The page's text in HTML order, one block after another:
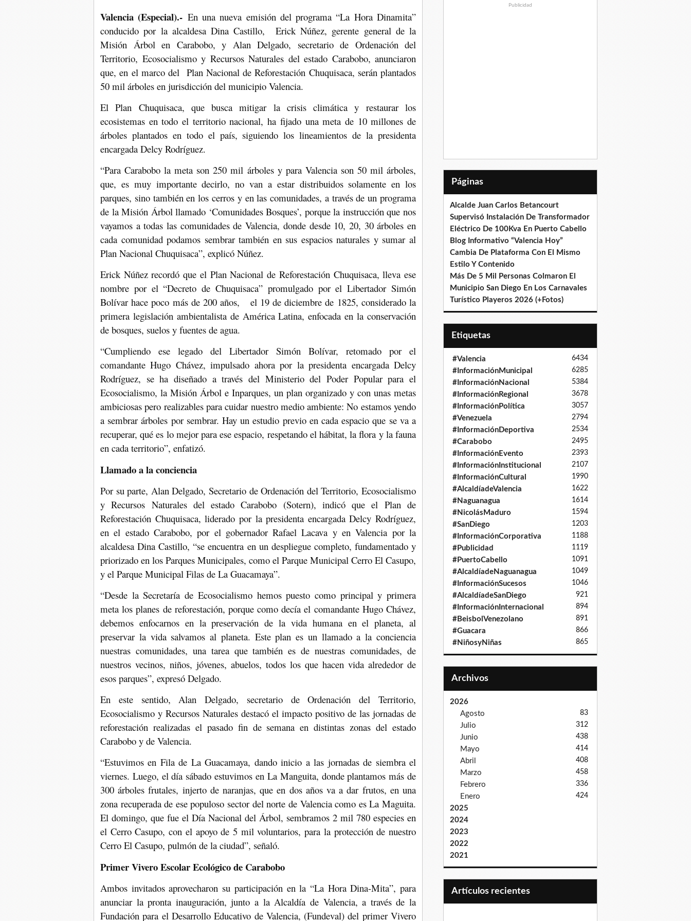
Valencia (Especial).- En una nueva emisión del programa “La Hora Dinamita”
conducido por la alcaldesa Dina Castillo,
Erick Núñez, gerente general de la
Misión Árbol en Carabobo, y Alan Delgado, secretario de Ordenación del
Territorio, Ecosocialismo y Recursos Naturales del estado Carabobo, anunciaron
que, en el marco del Plan Nacional de Reforestación Chuquisaca, serán plantados
50 mil árboles en jurisdicción del municipio Valencia.
El Plan Chuquisaca, que busca mitigar la crisis climática y restaurar los
ecosistemas en todo el territorio nacional, ha fijado una meta de 10 millones de
árboles plantados en todo el país, siguiendo los lineamientos de la presidenta
encargada Delcy Rodríguez.
“Para Carabobo la meta son 250 mil árboles y para Valencia son 50 mil árboles,
que, es muy importante decirlo, no van a estar distribuidos solamente en los
parques, sino también en los cerros y en las comunidades, a través de un programa
de la Misión Árbol llamado ‘Comunidades Bosques’, porque la instrucción que nos
vayamos a todas las comunidades de Valencia, donde desde 10, 20, 30 árboles en
cada comunidad podamos sembrar también en sus espacios naturales y sumar al
Plan Nacional Chuquisaca”, explicó Núñez.
Erick Núñez recordó que el Plan Nacional de Reforestación Chuquisaca, lleva ese
nombre por el “Decreto de Chuquisaca” promulgado por el Libertador Simón
Bolívar hace poco más de 200 años, el 19 de diciembre de 1825, considerado la
primera legislación ambientalista de América Latina, enfocada en la conservación
de bosques, suelos y fuentes de agua.
“Cumpliendo ese legado del Libertador Simón Bolívar, retomado por el
comandante Hugo Chávez, impulsado ahora por la presidenta encargada Delcy
Rodríguez, se ha diseñado a través del Ministerio del Poder Popular para el
Ecosocialismo, la Misión Árbol e Inparques, un plan organizado y con unas metas
ambiciosas pero realizables para cuidar nuestro medio ambiente: No estamos yendo
a sembrar árboles por sembrar. Hay un estudio previo en cada espacio que se va a
recuperar, qué es lo mejor para ese espacio, respetando el hábitat, la flora y la fauna
en cada territorio”, enfatizó.
Llamado a la conciencia
Por su parte, Alan Delgado, Secretario de Ordenación del Territorio, Ecosocialismo
y Recursos Naturales del estado Carabobo (Sotern), indicó que el Plan de
Reforestación Chuquisaca, liderado por la presidenta encargada Delcy Rodríguez,
en el estado Carabobo, por el gobernador Rafael Lacava y en Valencia por la
alcaldesa Dina Castillo, “se encuentra en un despliegue completo, fundamentado y
priorizado en los Parques Municipales, como el Parque Municipal Cerro El Casupo,
y el Parque Municipal Filas de La Guacamaya”.
“Desde la Secretaría de Ecosocialismo hemos puesto como principal y primera
meta los planes de reforestación, porque como decía el comandante Hugo Chávez,
debemos enfocarnos en la preservación de la vida humana en el planeta, al
preservar la vida salvamos al planeta. Este plan es un llamado a la conciencia
nuestras comunidades, una tarea que también es de nuestras comunidades, de
nuestros vecinos, niños, jóvenes, abuelos, todos los que hacen vida alrededor de
esos parques”, expresó Delgado.
En este sentido, Alan Delgado, secretario de Ordenación del Territorio,
Ecosocialismo y Recursos Naturales destacó el impacto positivo de las jornadas de
reforestación realizadas el pasado fin de semana en distintas zonas del estado
Carabobo y de Valencia.
“Estuvimos en Fila de La Guacamaya, dando inicio a las jornadas de siembra el
viernes. Luego, el día sábado estuvimos en La Manguita, donde plantamos más de
300 árboles frutales, injerto de naranjas, que en dos años va a dar frutos, en una
zona recuperada de ese populoso sector del norte de Valencia como es La Maguita.
El domingo, que fue el Día Nacional del Árbol, sembramos 2 mil 780 especies en
el Cerro Casupo, con el apoyo de 5 mil voluntarios, para la protección de nuestro
Cerro El Casupo, pulmón de la ciudad”, señaló.
Primer Vivero Escolar Ecológico de Carabobo
Ambos invitados aprovecharon su participación en la “La Hora Dina-Mita”, para
anunciar la pronta inauguración, junto a la Alcaldía de Valencia, a través de la
Fundación para el Desarrollo Educativo de Valencia, (Fundeval) del primer Vivero
Publicidad
Páginas
Alcalde Juan Carlos Betancourt
Supervisó Instalación De Transformador
Eléctrico De 100Kva En Puerto Cabello
Blog Informativo “Valencia Hoy”
Cambia De Plataforma Con El Mismo
Estilo Y Contenido
Más De 5 Mil Personas Colmaron El
Municipio San Diego En Los Carnavales
Turístico Playeros 2026 (+Fotos)
Etiquetas
#Valencia 6434
#InformaciónMunicipal 6285
#InformaciónNacional 5384
#InformaciónRegional 3678
#InformaciónPolítica 3057
#Venezuela 2794
#InformaciónDeportiva 2534
#Carabobo 2495
#InformaciónEvento 2393
#InformaciónInstitucional 2107
#InformaciónCultural 1990
#AlcaldíadeValencia 1622
#Naguanagua 1614
#NicolásMaduro 1594
#SanDiego 1203
#InformaciónCorporativa 1188
#Publicidad 1119
#PuertoCabello 1091
#AlcaldíadeNaguanagua 1049
#InformaciónSucesos 1046
#AlcaldíadeSanDiego 921
#InformaciónInternacional 894
#BeisbolVenezolano 891
#Guacara 866
#NiñosyNiñas 865
Archivos
2026
Agosto
83
Julio 312
Junio 438
Mayo 414
Abril 408
Marzo 458
Febrero 336
Enero 424
2025
2024
2023
2022
2021
Artículos recientes